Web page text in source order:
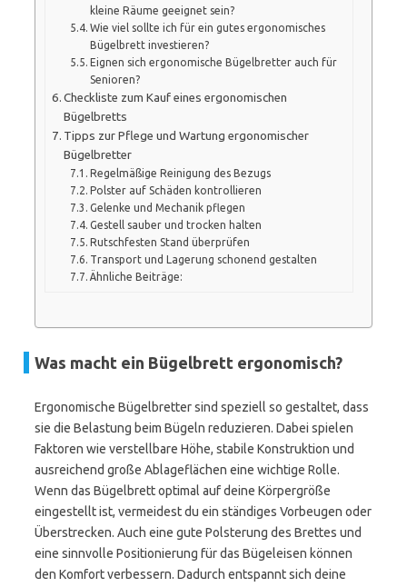
kleine Räume geeignet sein?
Wie viel sollte ich für ein gutes ergonomisches
Bügelbrett investieren?
Eignen sich ergonomische Bügelbretter auch für
Senioren?
Checkliste zum Kauf eines ergonomischen
Bügelbretts
Tipps zur Pflege und Wartung ergonomischer
Bügelbretter
Regelmäßige Reinigung des Bezugs
Polster auf Schäden kontrollieren
Gelenke und Mechanik pflegen
Gestell sauber und trocken halten
Rutschfesten Stand überprüfen
Transport und Lagerung schonend gestalten
Ähnliche Beiträge:
Was macht ein Bügelbrett ergonomisch?
Ergonomische Bügelbretter sind speziell so gestaltet, dass
sie die Belastung beim Bügeln reduzieren. Dabei spielen
Faktoren wie verstellbare Höhe, stabile Konstruktion und
ausreichend große Ablageflächen eine wichtige Rolle.
Wenn das Bügelbrett optimal auf deine Körpergröße
eingestellt ist, vermeidest du ein ständiges Vorbeugen oder
Überstrecken. Auch eine gute Polsterung des Brettes und
eine sinnvolle Positionierung für das Bügeleisen können
den Komfort verbessern. Dadurch entspannt sich deine